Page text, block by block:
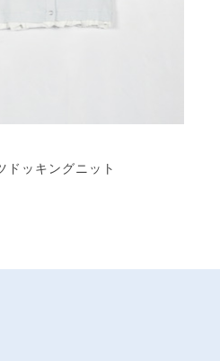
ドッキングニット